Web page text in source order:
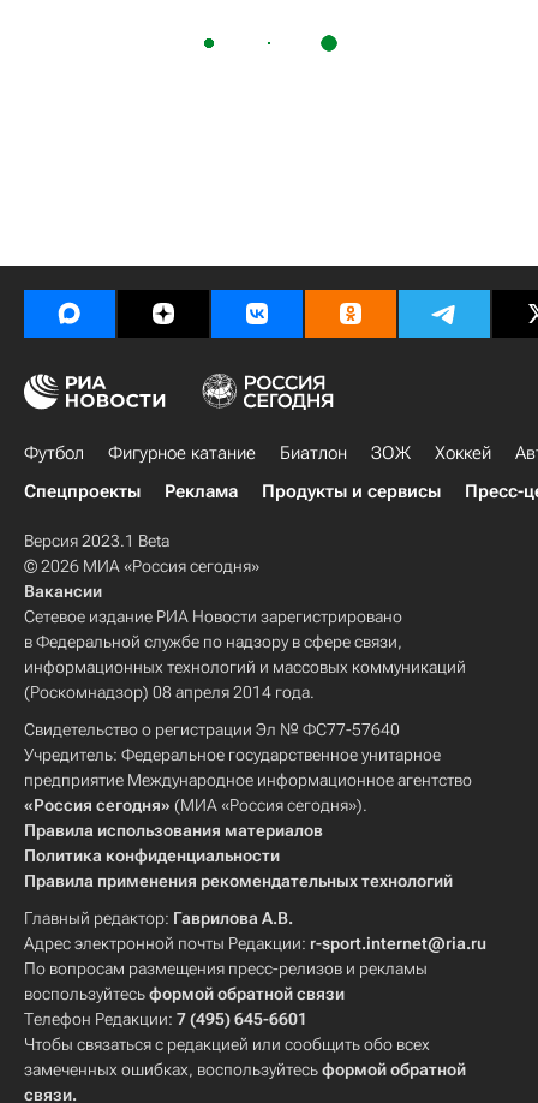
Футбол Фигурное катание Биатлон ЗОЖ Хоккей
Спецпроекты
Реклама Продукты и сервисы Пресс-
Версия 2023.1 Beta
© 2026 МИА «Россия сегодня»
Вакансии
Сетевое издание РИА Новости зарегистрировано
в Федеральной службе по надзору в сфере связи,
информационных технологий и массовых коммуникаций
(Роскомнадзор) 08 апреля 2014 года.
Свидетельство о регистрации Эл № ФС77-57640
Учредитель: Федеральное государственное унитарное
предприятие Международное информационное агентство
«Россия сегодня» (МИА «Россия сегодня»).
Правила использования материалов
Политика конфиденциальности
Правила применения рекомендательных технологий
Главный редактор: Гаврилова А.В.
Адрес электронной почты Редакции: r-sport.internet@ria.ru
По вопросам размещения пресс-релизов и рекламы
воспользуйтесьформой обратной связи
Телефон Редакции: 7 (495) 645-6601
Чтобы связаться с редакцией или сообщить обо всех
замеченных ошибках, воспользуйтесьформой обратной
связи.